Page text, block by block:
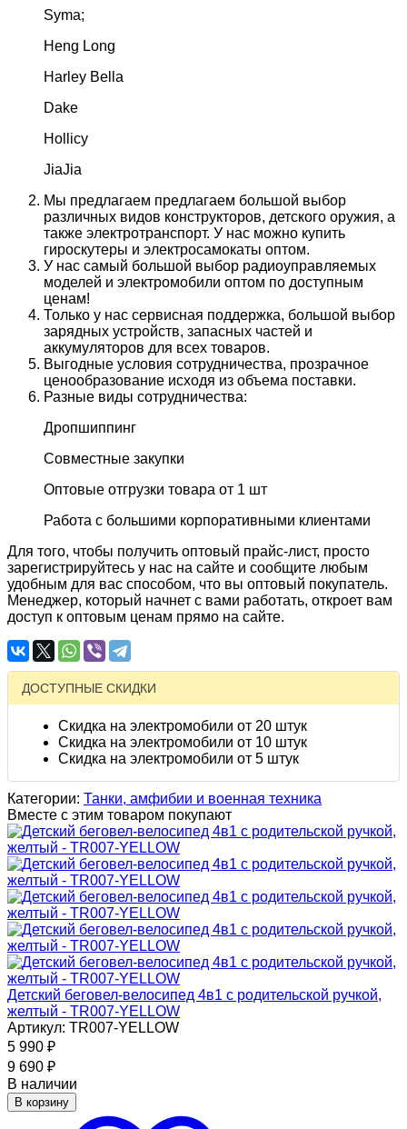
Syma;
Heng Long
Harley Bella
Dake
Hollicy
JiaJia
Мы предлагаем предлагаем большой выбор
различных видов конструкторов, детского оружия, а
также электротранспорт. У нас можно купить
гироскутеры и электросамокаты оптом.
У нас самый большой выбор радиоуправляемых
моделей и электромобили оптом по доступным
ценам!
Только у нас сервисная поддержка, большой выбор
зарядных устройств, запасных частей и
аккумуляторов для всех товаров.
Выгодные условия сотрудничества, прозрачное
ценообразование исходя из объема поставки.
Разные виды сотрудничества:
Дропшиппинг
Совместные закупки
Оптовые отгрузки товара от 1 шт
Работа с большими корпоративными клиентами
Для того, чтобы получить оптовый прайс-лист, просто
зарегистрируйтесь у нас на сайте и сообщите любым
удобным для вас способом, что вы оптовый покупатель.
Менеджер, который начнет с вами работать, откроет вам
доступ к оптовым ценам прямо на сайте.
ДОСТУПНЫЕ СКИДКИ
Скидка на электромобили от 20 штук
Скидка на электромобили от 10 штук
Скидка на электромобили от 5 штук
Категории: Танки, амфибии и военная техника
Вместе с этим товаром покупают
Детский беговел-велосипед 4в1 с родительской ручкой,
желтый - TR007-YELLOW
Артикул: TR007-YELLOW
5 990 ₽
9 690 ₽
В наличии
В корзину